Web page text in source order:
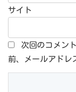
サイト
次回のコメン
前、メールアドレ